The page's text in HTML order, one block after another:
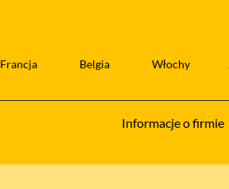
Francja Belgia Włochy
Informacje o firmie